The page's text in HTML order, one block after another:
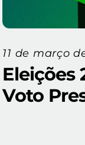
11 de março
Eleições
Voto